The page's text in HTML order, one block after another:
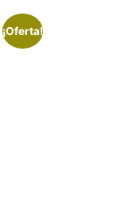
¡Oferta!